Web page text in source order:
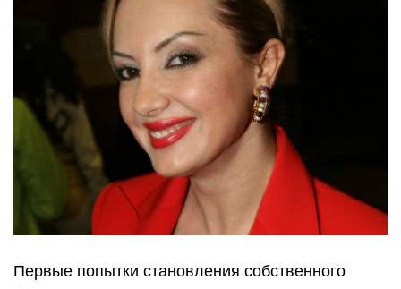
Первые попытки становления собственного